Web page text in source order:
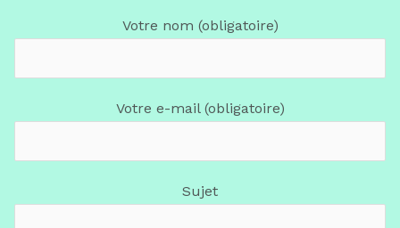
Votre nom (obligatoire)
Votre e-mail (obligatoire)
Sujet